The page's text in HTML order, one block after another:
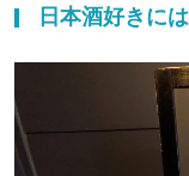
日本酒好きに